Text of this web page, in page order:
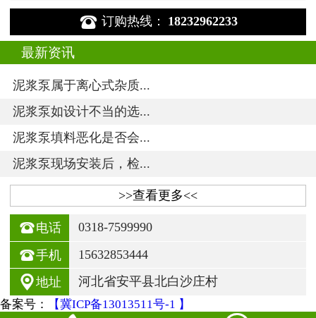
 订购热线： 18232962233
最新资讯
泥浆泵属于离心式杂质...
泥浆泵如设计不当的选...
泥浆泵填料恶化是否会...
泥浆泵现场安装后，检...
>>查看更多<<
电话 0318-7599990
手机 15632853444
地址 河北省安平县北白沙庄村
备案号： 【冀ICP备13013511号-1 】